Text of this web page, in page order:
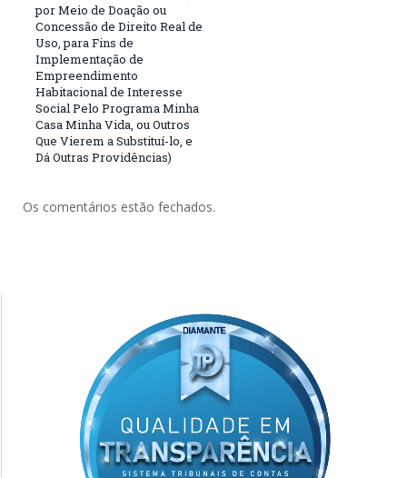
por Meio de Doação ou
Concessão de Direito Real de
Uso, para Fins de
Implementação de
Empreendimento
Habitacional de Interesse
Social Pelo Programa Minha
Casa Minha Vida, ou Outros
Que Vierem a Substituí-lo, e
Dá Outras Providências)
Os comentários estão fechados.